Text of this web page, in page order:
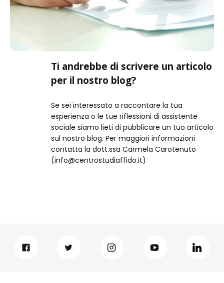
Ti andrebbe di scrivere un articolo
per il nostro blog?
Se sei interessato a raccontare la tua
esperienza o le tue riflessioni di assistente
sociale siamo lieti di pubblicare un tuo articolo
sul nostro blog. Per maggiori informazioni
contatta la dott.ssa Carmela Carotenuto
(info@centrostudiaffido.it)